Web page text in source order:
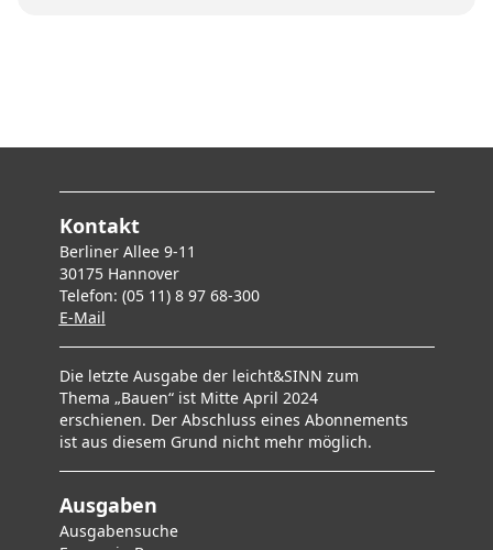
Kontakt
Berliner Allee 9-11
30175 Hannover
Telefon: (05 11) 8 97 68-300
E-Mail
Die letzte Ausgabe der leicht&SINN zum
Thema „Bauen“ ist Mitte April 2024
erschienen. Der Abschluss eines Abonnements
ist aus diesem Grund nicht mehr möglich.
Ausgaben
Ausgabensuche